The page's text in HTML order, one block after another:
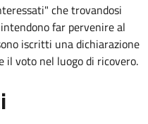
che trovandosi
far pervenire al
iscritti una dichiarazione
il voto nel luogo di ricovero.